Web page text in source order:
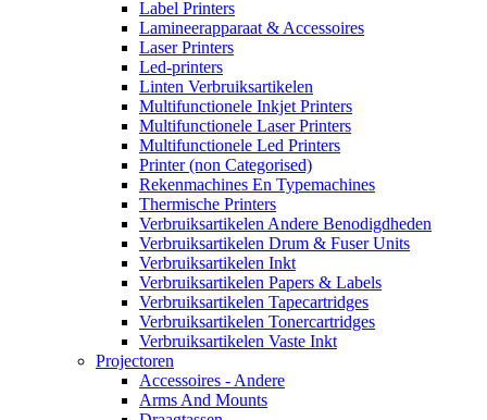
Label Printers
Lamineerapparaat & Accessoires
Laser Printers
Led-printers
Linten Verbruiksartikelen
Multifunctionele Inkjet Printers
Multifunctionele Laser Printers
Multifunctionele Led Printers
Printer (non Categorised)
Rekenmachines En Typemachines
Thermische Printers
Verbruiksartikelen Andere Benodigdheden
Verbruiksartikelen Drum & Fuser Units
Verbruiksartikelen Inkt
Verbruiksartikelen Papers & Labels
Verbruiksartikelen Tapecartridges
Verbruiksartikelen Tonercartridges
Verbruiksartikelen Vaste Inkt
Projectoren
Accessoires - Andere
Arms And Mounts